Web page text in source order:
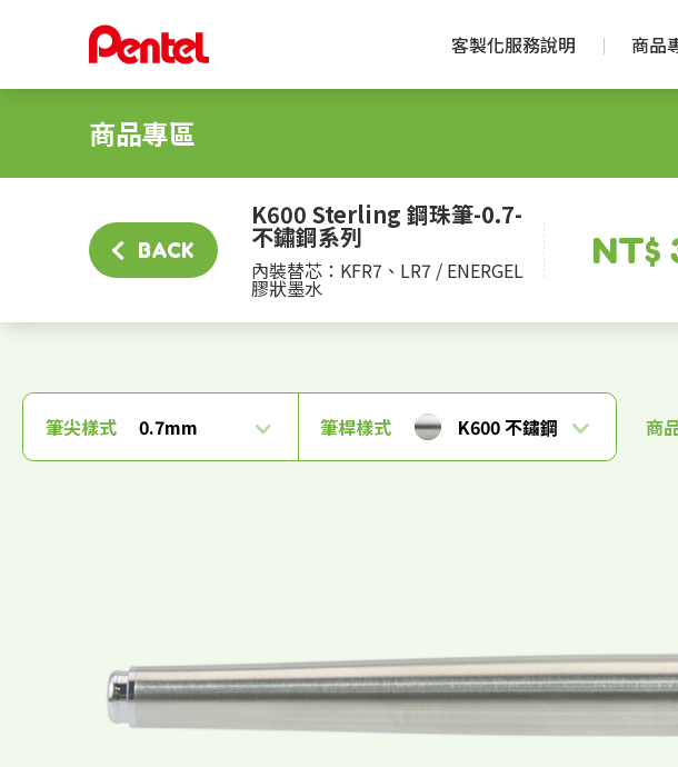
客製化服務說明 商品
商品專區
BACK
K600 Sterling 鋼珠筆-0.7-
不鏽鋼系列
內裝替芯：KFR7、LR7 / ENERGEL
膠狀墨水
NT$
筆尖樣式 0.7mm 筆桿樣式 K600 不鏽鋼 商